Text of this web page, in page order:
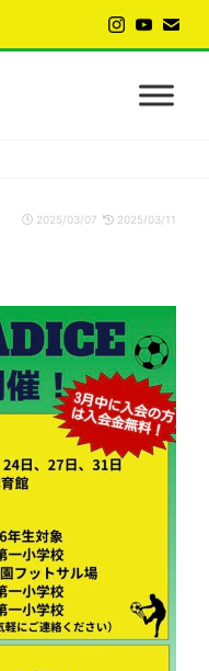
2025/03/07 2025/03/11